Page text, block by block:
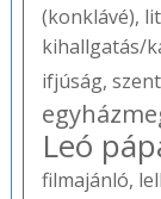
(konklávé),
kihallgatás/
ifjúság,
Leó
filmajánló,